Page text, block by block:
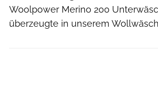
Woolpower Merino 200
überzeugte in unserem